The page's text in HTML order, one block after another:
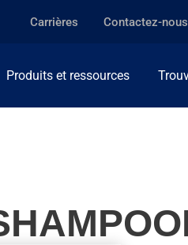
Carrières Contactez-nous
Produits et ressources